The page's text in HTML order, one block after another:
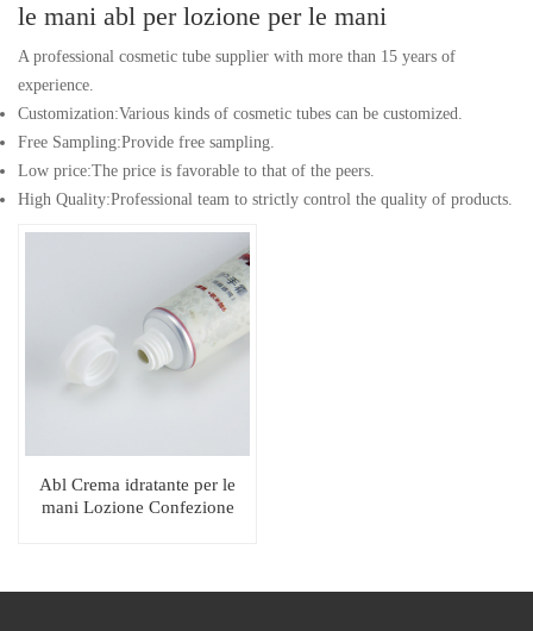
le mani abl per lozione per le mani
A professional cosmetic tube supplier with more than 15 years of
experience.
Customization:Various kinds of cosmetic tubes can be customized.
Free Sampling:Provide free sampling.
Low price:The price is favorable to that of the peers.
High Quality:Professional team to strictly control the quality of products.
Abl Crema idratante per le
mani Lozione Confezione